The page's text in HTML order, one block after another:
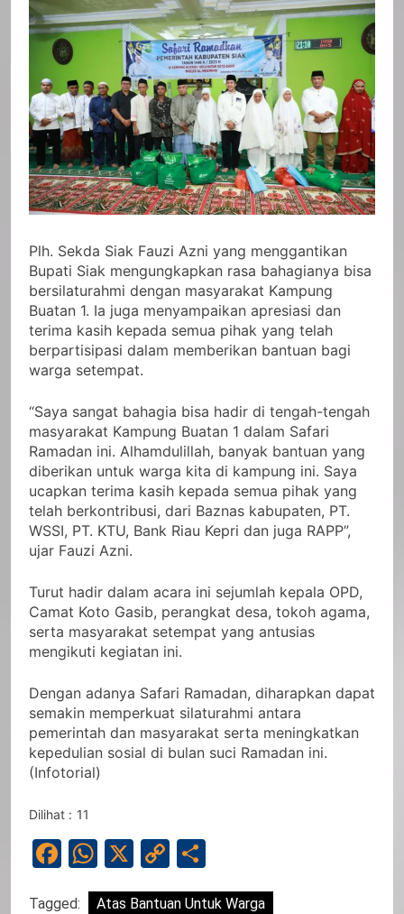
Plh. Sekda Siak Fauzi Azni yang menggantikan
Bupati Siak mengungkapkan rasa bahagianya bisa
bersilaturahmi dengan masyarakat Kampung
Buatan 1. Ia juga menyampaikan apresiasi dan
terima kasih kepada semua pihak yang telah
berpartisipasi dalam memberikan bantuan bagi
warga setempat.
“Saya sangat bahagia bisa hadir di tengah-tengah
masyarakat Kampung Buatan 1 dalam Safari
Ramadan ini. Alhamdulillah, banyak bantuan yang
diberikan untuk warga kita di kampung ini. Saya
ucapkan terima kasih kepada semua pihak yang
telah berkontribusi, dari Baznas kabupaten, PT.
WSSI, PT. KTU, Bank Riau Kepri dan juga RAPP”,
ujar Fauzi Azni.
Turut hadir dalam acara ini sejumlah kepala OPD,
Camat Koto Gasib, perangkat desa, tokoh agama,
serta masyarakat setempat yang antusias
mengikuti kegiatan ini.
Dengan adanya Safari Ramadan, diharapkan dapat
semakin memperkuat silaturahmi antara
pemerintah dan masyarakat serta meningkatkan
kepedulian sosial di bulan suci Ramadan ini.
(Infotorial)
Dilihat : 11
Facebook
WhatsApp
X
Copy
Link
Tagged:
Atas Bantuan Untuk Warga